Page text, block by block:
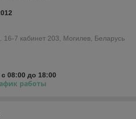
16-7 кабинет 203, Могилев, Беларусь
08:00 до 18:00
работы